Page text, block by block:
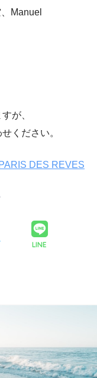
Manuel
が、
ください。
DES REVES
LINE